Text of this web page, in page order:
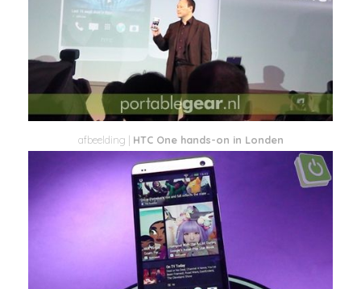
HTC One hands-on in Londen